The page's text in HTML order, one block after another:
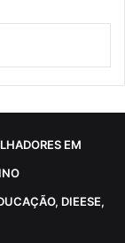
EM
DIEESE,